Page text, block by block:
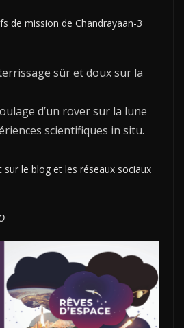
de mission de Chandrayaan-3
sûr et doux sur la
d’un rover sur la lune
scientifiques in situ.
le blog et les réseaux sociaux